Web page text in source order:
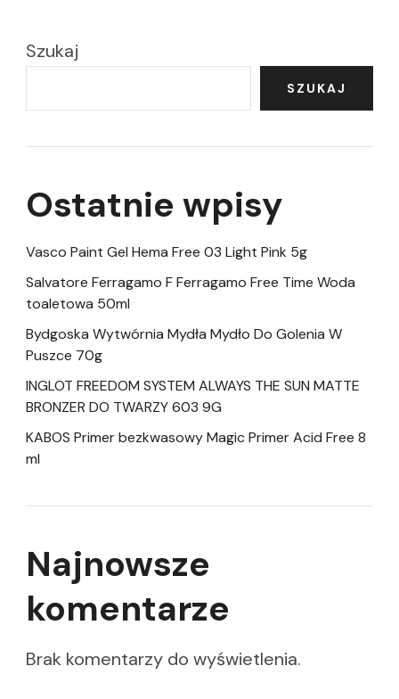
Szukaj
SZUKAJ
Ostatnie wpisy
Vasco Paint Gel Hema Free 03 Light Pink 5g
Salvatore Ferragamo F Ferragamo Free Time Woda
toaletowa 50ml
Bydgoska Wytwórnia Mydła Mydło Do Golenia W
Puszce 70g
INGLOT FREEDOM SYSTEM ALWAYS THE SUN MATTE
BRONZER DO TWARZY 603 9G
KABOS Primer bezkwasowy Magic Primer Acid Free 8
ml
Najnowsze
komentarze
Brak komentarzy do wyświetlenia.